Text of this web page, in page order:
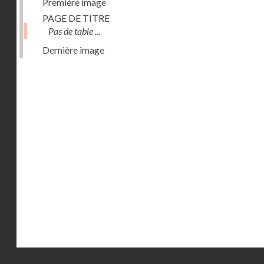
PAGE DE TITRE
Pas de table ...
Dernière image